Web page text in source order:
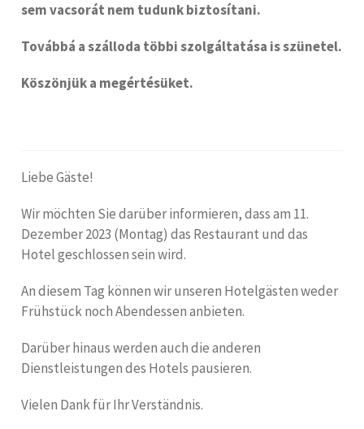
sem vacsorát nem tudunk biztosítani.
Továbbá a szálloda többi szolgáltatása is szünetel.
Köszönjük a megértésüket.
Liebe Gäste!
Wir möchten Sie darüber informieren, dass am 11.
Dezember 2023 (Montag) das Restaurant und das
Hotel geschlossen sein wird.
An diesem Tag können wir unseren Hotelgästen weder
Frühstück noch Abendessen anbieten.
Darüber hinaus werden auch die anderen
Dienstleistungen des Hotels pausieren.
Vielen Dank für Ihr Verständnis.